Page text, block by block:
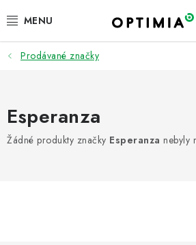
na
ÚKLID | DROGERIE | HYGIENA
KANCELÁŘ
Prodávané značky
Esperanza
Žádné produkty značky Esperanza nebyly